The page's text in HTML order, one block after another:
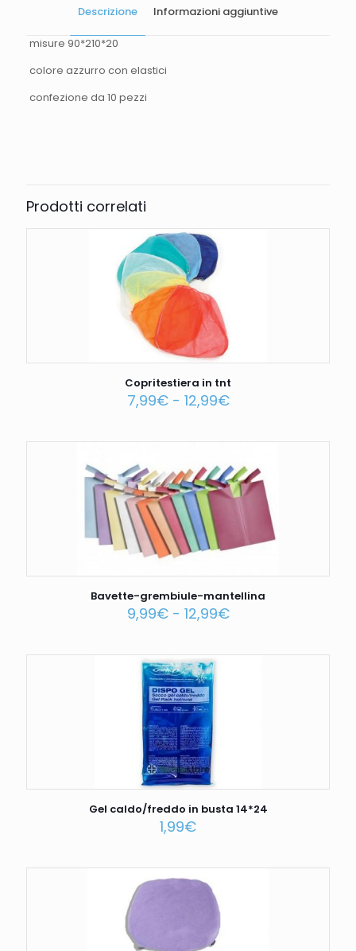
Descrizione Informazioni aggiuntive
misure 90*210*20
colore azzurro con elastici
confezione da 10 pezzi
Prodotti correlati
Copritestiera in tnt
7,99€ - 12,99€
Bavette-grembiule-mantellina
9,99€ - 12,99€
Gel caldo/freddo in busta 14*24
1,99€